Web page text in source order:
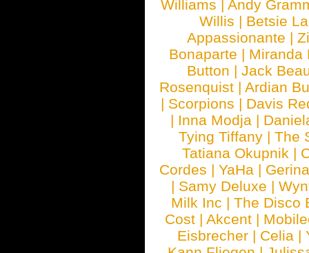
Williams | Andy
Willis | Betsie
Appassionante |
Bonaparte | Miranda
Button | Jack
Rosenquist |Ardian
| Scorpions | Davis
| Inna Modja |
Tying Tiffany |The
Tatiana Okupnik |
Cordes |YaHa |
| Samy Deluxe |
Milk Inc |The Disco
Cost |Akcent |
Eisbrecher | Celia |